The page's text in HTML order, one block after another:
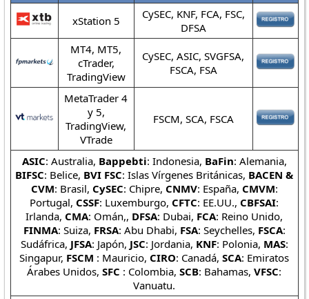
xStation 5
CySEC, KNF, FCA, FSC,
DFSA
MT4, MT5,
cTrader,
TradingView
CySEC, ASIC, SVGFSA,
FSCA, FSA
MetaTrader 4
y 5,
TradingView,
VTrade
FSCM, SCA, FSCA
ASIC: Australia, Bappebti: Indonesia, BaFin: Alemania,
BIFSC: Belice, BVI FSC: Islas Vírgenes Británicas, BACEN &
CVM: Brasil, CySEC: Chipre, CNMV: España, CMVM:
Portugal, CSSF: Luxemburgo, CFTC: EE.UU., CBFSAI:
Irlanda, CMA: Omán,, DFSA: Dubai, FCA: Reino Unido,
FINMA: Suiza, FRSA: Abu Dhabi, FSA: Seychelles, FSCA:
Sudáfrica, JFSA: Japón, JSC: Jordania, KNF: Polonia, MAS:
Singapur, FSCM : Mauricio, CIRO: Canadá,SCA: Emiratos
Árabes Unidos, SFC : Colombia,SCB: Bahamas,VFSC:
Vanuatu.